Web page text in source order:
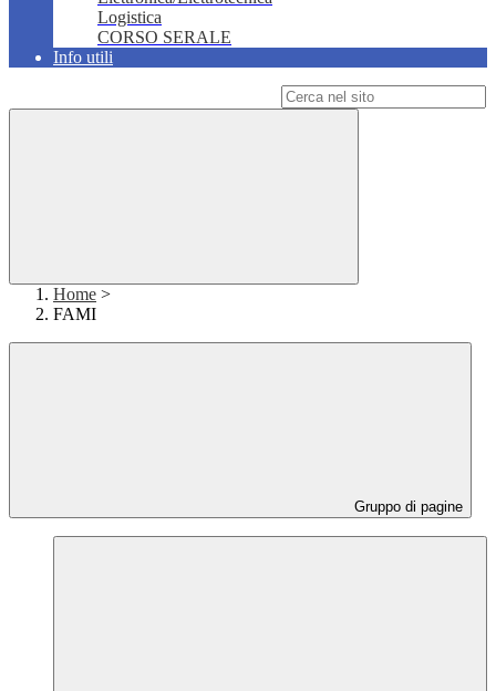
Logistica
CORSO SERALE
Info utili
Home >
FAMI
Gruppo di pagine